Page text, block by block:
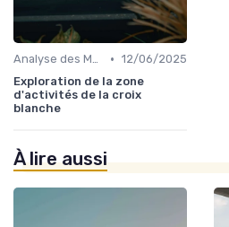
Analyse des Marchés Locaux et Globaux • 12/06/2025
Exploration de la zone
d'activités de la croix
blanche
À lire aussi